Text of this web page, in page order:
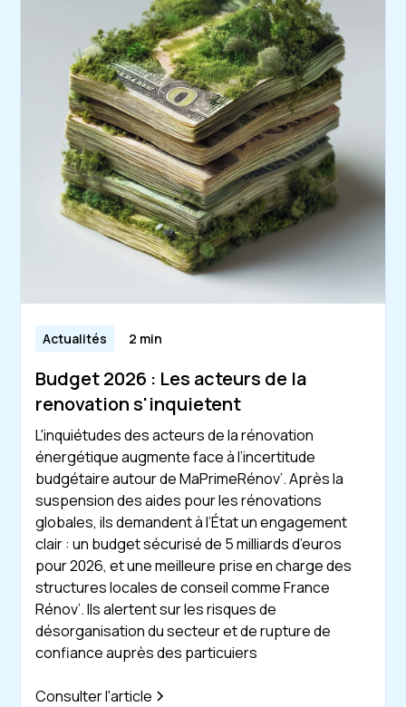
Actualités 2 min
Budget 2026 : Les acteurs de la
renovation s'inquietent
L'inquiétudes des acteurs de la rénovation
énergétique augmente face à l’incertitude
budgétaire autour de MaPrimeRénov’. Après la
suspension des aides pour les rénovations
globales, ils demandent à l’État un engagement
clair : un budget sécurisé de 5 milliards d’euros
pour 2026, et une meilleure prise en charge des
structures locales de conseil comme France
Rénov’. Ils alertent sur les risques de
désorganisation du secteur et de rupture de
confiance auprès des particuiers
Consulter l'article